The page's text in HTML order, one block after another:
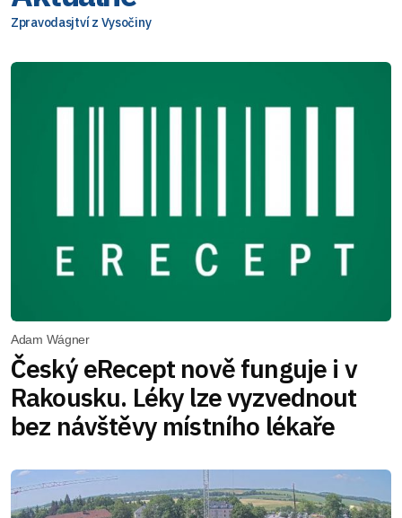
Zpravodasjtví z Vysočiny
Adam Wágner
Český eRecept nově funguje i v
Rakousku. Léky lze vyzvednout
bez návštěvy místního lékaře